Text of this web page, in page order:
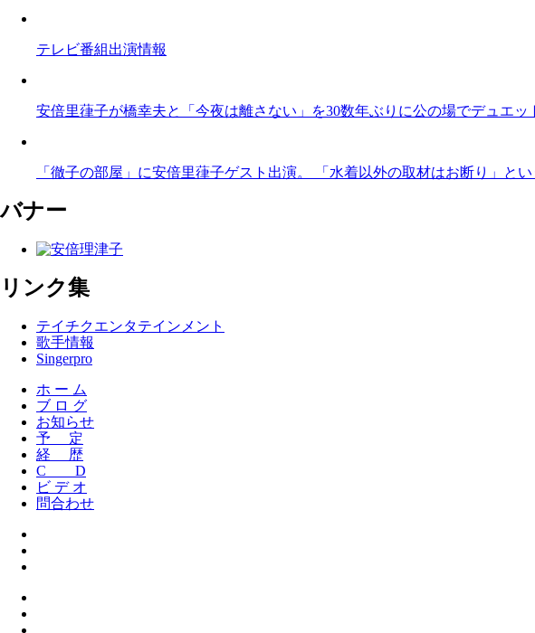
テレビ番組出演情報
安倍里葎子が橋幸夫と「今夜は離さない」を30数年ぶりに公の場でデュエッ
「徹子の部屋」に安倍里葎子ゲスト出演。 「水着以外の取材はお断り」と
バナー
リンク集
テイチクエンタテインメント
歌手情報
Singerpro
ホ ー ム
ブ ロ グ
お知らせ
予 定
経 歴
C D
ビ デ オ
問合わせ